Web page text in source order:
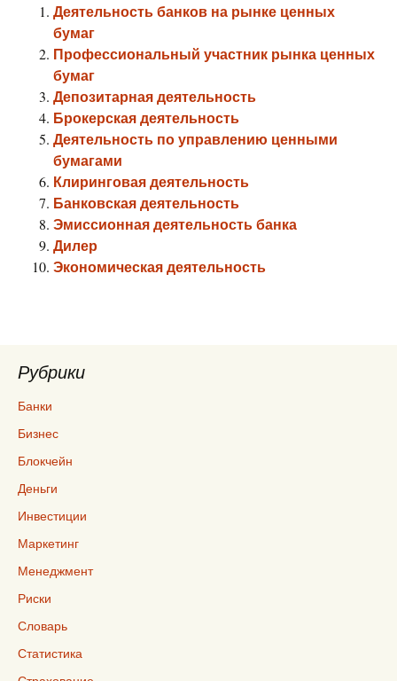
Деятельность банков на рынке ценных
бумаг
Профессиональный участник рынка ценных
бумаг
Депозитарная деятельность
Брокерская деятельность
Деятельность по управлению ценными
бумагами
Клиринговая деятельность
Банковская деятельность
Эмиссионная деятельность банка
Дилер
Экономическая деятельность
Рубрики
Банки
Бизнес
Блокчейн
Деньги
Инвестиции
Маркетинг
Менеджмент
Риски
Словарь
Статистика